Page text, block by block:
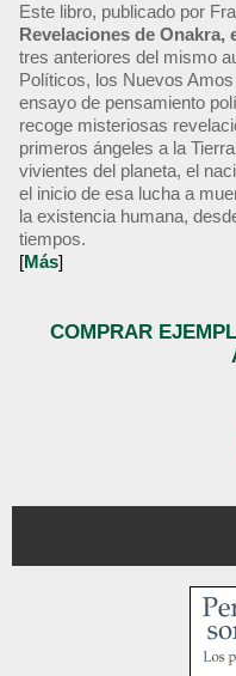
Este libro, publicado por
Revelaciones de Onakra,
tres anteriores del mismo
Políticos, los Nuevos
ensayo de pensamiento
recoge misteriosas
primeros ángeles a la
vivientes del planeta, el
el inicio de esa lucha a
la existencia humana,
tiempos.
[Más]
COMPRAR